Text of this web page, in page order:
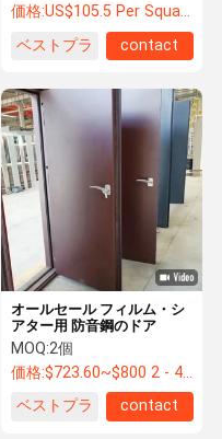
価格:US$105.5 Per Square Meter
ベストプラ
contact
オールセール フィルム・シ
アター用 防音鋼のドア
MOQ:2個
価格:$723.60~$800 2 - 49 pieces, $638.80 50~$720 99 pieces , 100 - 199 pieces $621.7
ベストプラ
contact